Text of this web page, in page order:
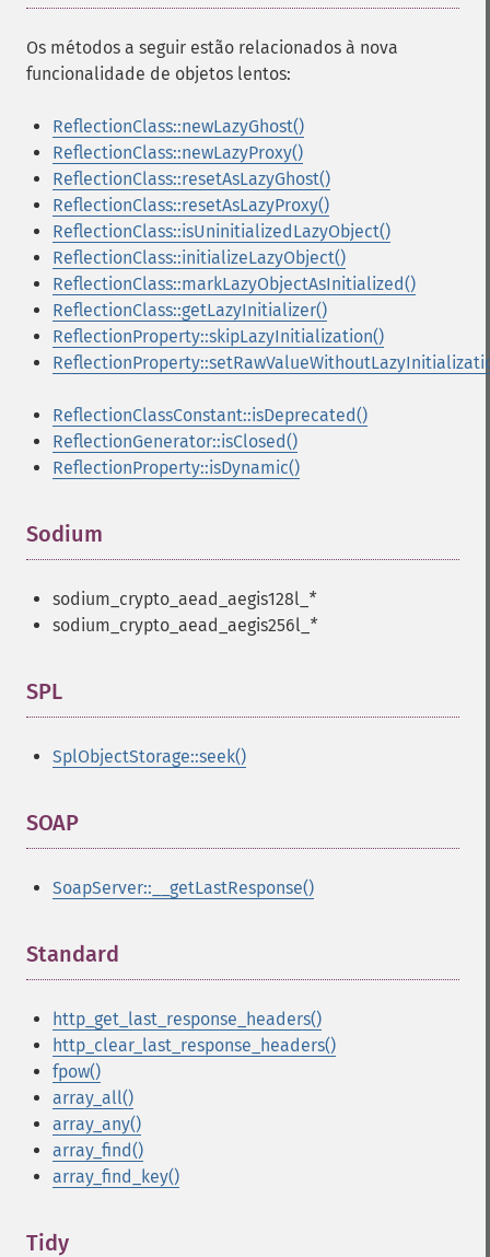
Os métodos a seguir estão relacionados à nova
funcionalidade de objetos lentos:
ReflectionClass::newLazyGhost()
ReflectionClass::newLazyProxy()
ReflectionClass::resetAsLazyGhost()
ReflectionClass::resetAsLazyProxy()
ReflectionClass::isUninitializedLazyObject()
ReflectionClass::initializeLazyObject()
ReflectionClass::markLazyObjectAsInitialized()
ReflectionClass::getLazyInitializer()
ReflectionProperty::skipLazyInitialization()
ReflectionClassConstant::isDeprecated()
ReflectionGenerator::isClosed()
ReflectionProperty::isDynamic()
Sodium
sodium_crypto_aead_aegis128l_ *
sodium_crypto_aead_aegis256l_ *
SPL
SplObjectStorage::seek()
SOAP
SoapServer::__getLastResponse()
Standard
http_get_last_response_headers()
http_clear_last_response_headers()
fpow()
array_all()
array_any()
array_find()
array_find_key()
Tidy